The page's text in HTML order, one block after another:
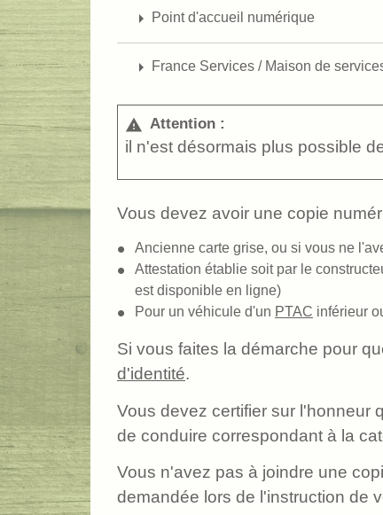
arrow_right Point d'accueil numérique
arrow_right France Services / Maison de
warning Attention :
il n'est désormais plus possible
Vous devez avoir une copie
Ancienne carte grise, ou si vous ne
Attestation établie soit par le
est disponible en ligne)
Pour un véhicule d'un PTAC inférieur
Si vous faites la démarche pour
d'identité.
Vous devez certifier sur l'honneur
de conduire correspondant à la
Vous n'avez pas à joindre une
demandée lors de l'instruction de